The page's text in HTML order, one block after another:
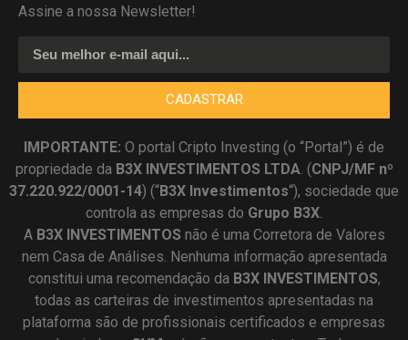
Assine a nossa Newsletter!
CADASTRAR
IMPORTANTE: O portal Cripto Investing (o “Portal”) é de
propriedade da B3X INVESTIMENTOS LTDA. (CNPJ/MF nº
37.220.922/0001-14) (“B3X Investimentos“), sociedade que
controla as empresas do Grupo B3X.
A B3X INVESTIMENTOS não é uma Corretora de Valores
nem Casa de Análises. Nenhuma informação apresentada
constitui uma recomendação da B3X INVESTIMENTOS,
todas as carteiras de investimentos apresentadas na
plataforma são de profissionais certificados e empresas